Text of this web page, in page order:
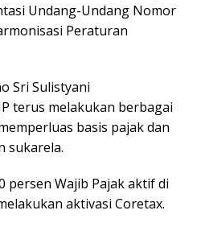
Undang-Undang Nomor
Peraturan
Sri Sulistyani
terus melakukan berbagai
basis pajak dan
sukarela.
persen Wajib Pajak aktif di
aktivasi Coretax.